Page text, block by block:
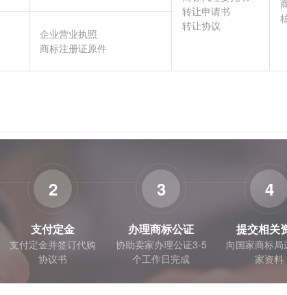
转让申请书
转让协议
企业营业执照
商标注册证原件
2
支付定金
支付定金并签订代购
协议书
3
办理商标公证
协助卖家办理公证3-5
个工作日完成
4
提交相关
向国家商标局
家资料